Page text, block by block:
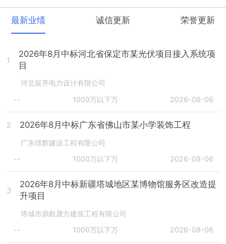
最新业绩 诚信更新 荣誉更新
1
2026年8月中标河北省保定市某光伏项目接入系统项
目
河北宸齐电力设计有限公司
--
1000万以下万 2026-08-06
2 2026年8月中标广东省佛山市某小学装饰工程
广东璟辉建设工程有限公司
--
1000万以下万 2026-08-06
3
2026年8月中标新疆塔城地区某博物馆服务区改造提
升项目
塔城市鼎航晟方建筑工程有限公司
--
1000万以下万 2026-08-06